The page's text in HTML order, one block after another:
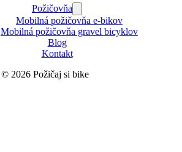
Požičovňa
Mobilná požičovňa e-bikov
Mobilná požičovňa gravel bicyklov
Blog
Kontakt
© 2026 Požičaj si bike